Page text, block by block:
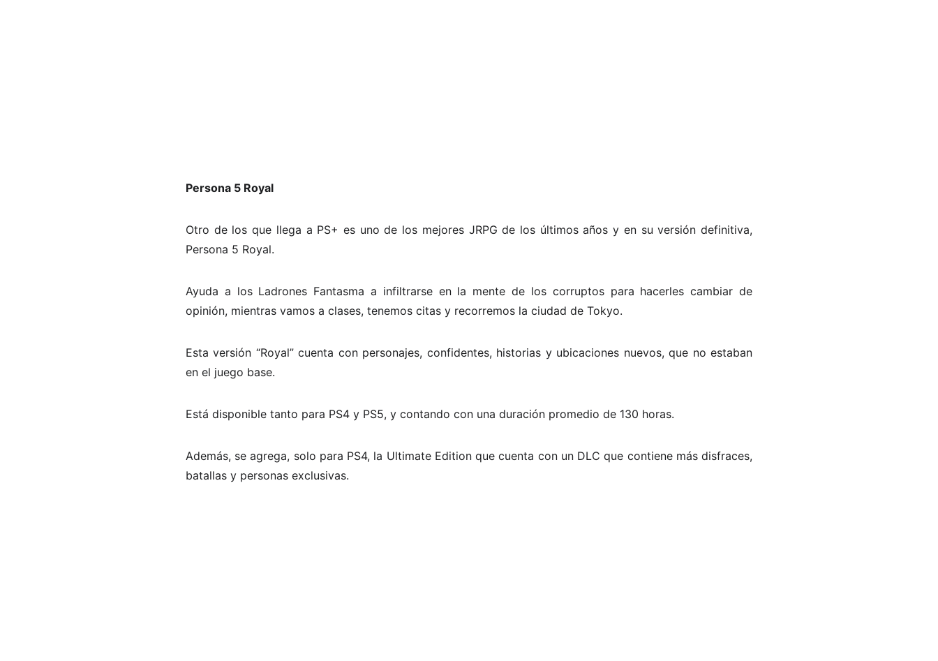
Persona 5 Royal
Otro de los que llega a PS+ es uno de los mejores JRPG de los últimos años y en su versión definitiva,
Persona 5 Royal.
Ayuda a los Ladrones Fantasma a infiltrarse en la mente de los corruptos para hacerles cambiar de
opinión, mientras vamos a clases, tenemos citas y recorremos la ciudad de Tokyo.
Esta versión “Royal” cuenta con personajes, confidentes, historias y ubicaciones nuevos, que no estaban
en el juego base.
Está disponible tanto para PS4 y PS5, y contando con una duración promedio de 130 horas.
Además, se agrega, solo para PS4, la Ultimate Edition que cuenta con un DLC que contiene más disfraces,
batallas y personas exclusivas.